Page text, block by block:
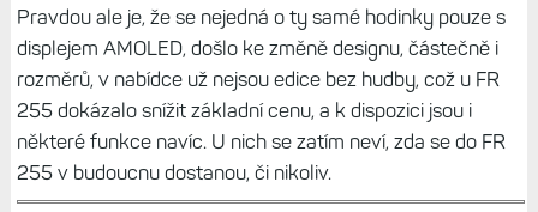
Pravdou ale je, že se nejedná o ty samé hodinky pouze s
displejem AMOLED, došlo ke změně designu, částečně i
rozměrů, v nabídce už nejsou edice bez hudby, což u FR
255 dokázalo snížit základní cenu, a k dispozici jsou i
některé funkce navíc. U nich se zatím neví, zda se do FR
255 v budoucnu dostanou, či nikoliv.